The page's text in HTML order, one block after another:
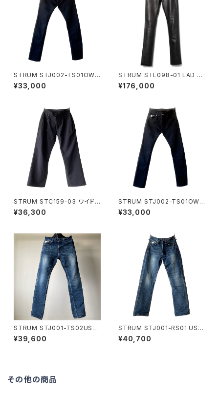
STRUM STJ002-TS01OW-
BLACK
¥33,000
STRUM STL098-01 LAD G
EAR BLACK
¥176,000
STRUM STC159-03 ワイドパ
ンツ
¥36,300
STRUM STJ002-TS01OW-
BLACK
¥33,000
STRUM STJ001-TS02USE
D-INDIGO
¥39,600
STRUM STJ001-RS01 USE
D-INDIGO
¥40,700
その他の商品